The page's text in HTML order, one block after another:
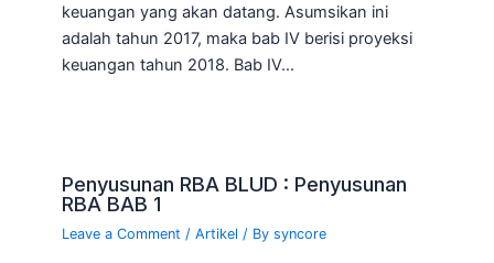
keuangan yang akan datang. Asumsikan ini
adalah tahun 2017, maka bab IV berisi proyeksi
keuangan tahun 2018. Bab IV…
Penyusunan RBA BLUD : Penyusunan
RBA BAB 1
Leave a Comment /Artikel / Bysyncore